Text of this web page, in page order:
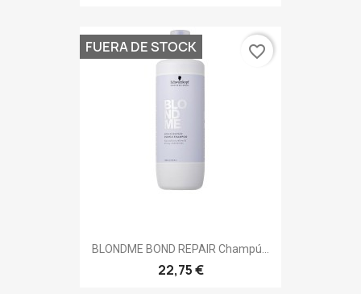
BLONDME BOND REPAIR Champú...
22,75 €
FUERA DE STOCK favorite_border